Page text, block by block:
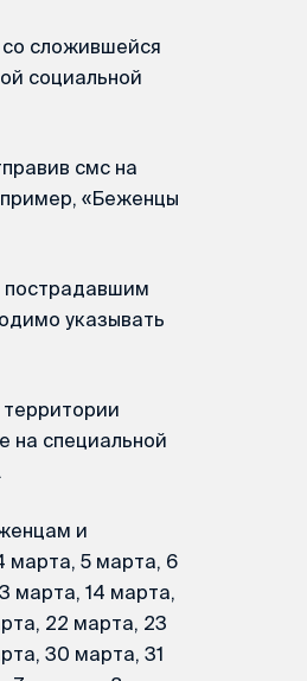
сложившейся
социальной
смс на
«Беженцы
указывать
на специальной
и
марта, 5 марта, 6
марта, 14 марта,
22 марта, 23
30 марта, 31